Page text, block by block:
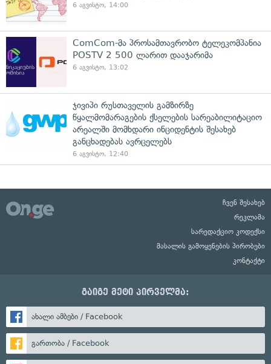
6 აგვისტო, 14:00
ComCom-მა პროსამთავრობო ტელეკომპანია
POSTV 2 500 ლარით დააჯარიმა
6 აგვისტო, 13:02
ჯივიპი რუსთაველის გამზირზე
წყალმომარაგების ქსელების სარეაბილიტაციო
არეალში მომხდარი ინციდენტის შესახებ
განცხადებას ავრცელებს
6 აგვისტო, 12:40
ჩვენ შესახებ
რეკლამა
სარედაქციო კოდექსი
მასალის გამოყენების პირობები
კონტაქტი
გაიგე მეტი პირველმა:
ახალი ამბები / Facebook
გართობა / Facebook